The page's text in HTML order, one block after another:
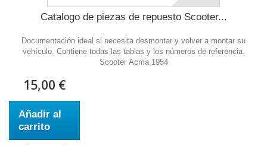
Catalogo de piezas de repuesto Scooter...
Documentación ideal si necesita desmontar y volver a montar su
vehículo. Contiene todas las tablas y los números de referencia.
Scooter Acma 1954
15,00 €
Añadir al
carrito